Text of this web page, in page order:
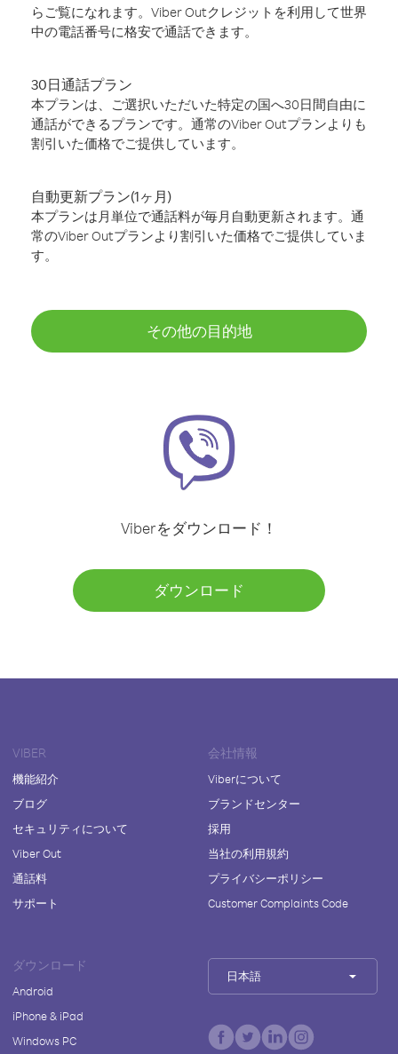
らご覧になれます。Viber Outクレジットを利用して世界
中の電話番号に格安で通話できます。
30日通話プラン
本プランは、ご選択いただいた特定の国へ30日間自由に
通話ができるプランです。通常のViber Outプランよりも
割引いた価格でご提供しています。
自動更新プラン(1ヶ月)
本プランは月単位で通話料が毎月自動更新されます。通
常のViber Outプランより割引いた価格でご提供していま
す。
その他の目的地
Viberをダウンロード！
ダウンロード
VIBER
機能紹介
ブログ
セキュリティについて
Viber Out
通話料
サポート
会社情報
Viberについて
ブランドセンター
採用
当社の利用規約
プライバシーポリシー
Customer Complaints Code
ダウンロード
Android
iPhone & iPad
Windows PC
日本語